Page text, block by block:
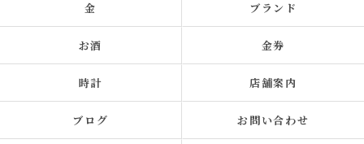
金 ブランド
お酒 金券
時計 店舗案内
ブログ お問い合わせ